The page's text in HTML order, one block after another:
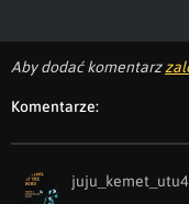
Aby dodać komentarz
Komentarze: